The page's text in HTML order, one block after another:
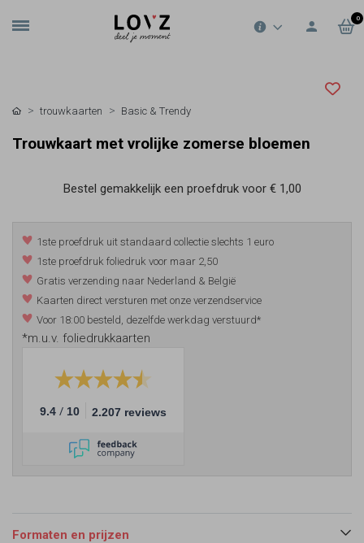
0
trouwkaarten Basic & Trendy
Trouwkaart met vrolijke zomerse bloemen
Bestel gemakkelijk een proefdruk voor € 1,00
1ste proefdruk uit standaard collectie slechts 1 euro
1ste proefdruk foliedruk voor maar 2,50
Gratis verzending naar Nederland & België
Kaarten direct versturen met onze verzendservice
Voor 18:00 besteld, dezelfde werkdag verstuurd*
*m.u.v. foliedrukkaarten
9.4 / 10 2.207 reviews
Formaten en prijzen